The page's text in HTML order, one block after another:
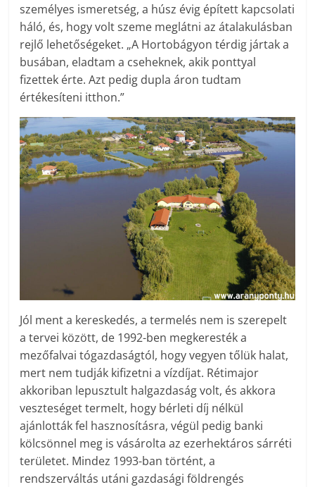
személyes ismeretség, a húsz évig épített kapcsolati
háló, és, hogy volt szeme meglátni az átalakulásban
rejlő lehetőségeket. „A Hortobágyon térdig jártak a
busában, eladtam a cseheknek, akik ponttyal
fizettek érte. Azt pedig dupla áron tudtam
értékesíteni itthon.”
Jól ment a kereskedés, a termelés nem is szerepelt
a tervei között, de 1992-ben megkeresték a
mezőfalvai tógazdaságtól, hogy vegyen tőlük halat,
mert nem tudják kifizetni a vízdíjat. Rétimajor
akkoriban lepusztult halgazdaság volt, és akkora
veszteséget termelt, hogy bérleti díj nélkül
ajánlották fel hasznosításra, végül pedig banki
kölcsönnel meg is vásárolta az ezerhektáros sárréti
területet. Mindez 1993-ban történt, a
rendszerváltás utáni gazdasági földrengés